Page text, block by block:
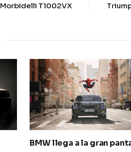
Morbidelli T1002VX
BMW llega a la gran